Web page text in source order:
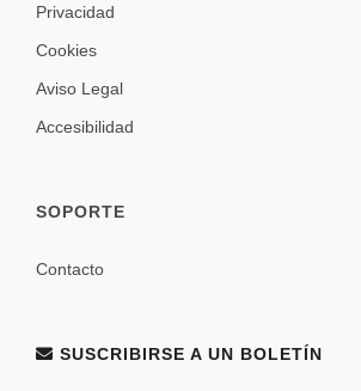
Privacidad
Cookies
Aviso Legal
Accesibilidad
SOPORTE
Contacto
SUSCRIBIRSE A UN BOLETÍN